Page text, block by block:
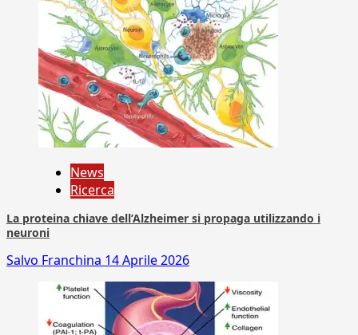
News
Ricerca
La proteina chiave dell’Alzheimer si propaga utilizzando i
neuroni
Salvo Franchina 14 Aprile 2026